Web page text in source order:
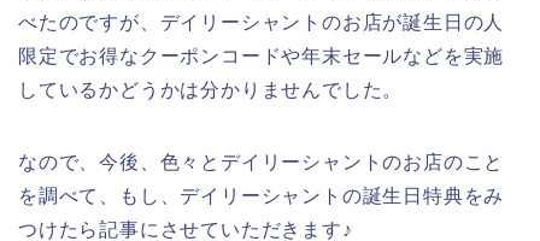
べたのですが、デイリーシャントのお店が誕生日の人
限定でお得なクーポンコードや年末セールなどを実施
しているかどうかは分かりませんでした。
なので、今後、色々とデイリーシャントのお店のこと
を調べて、もし、デイリーシャントの誕生日特典をみ
つけたら記事にさせていただきます♪